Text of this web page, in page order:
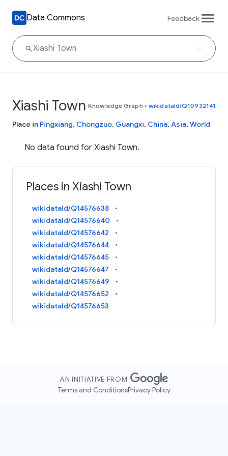
Data Commons Feedback
Xiashi Town Knowledge Graph • wikidataId/Q10932141
Place in Pingxiang, Chongzuo, Guangxi, China, Asia, World
No data found for Xiashi Town.
Places in Xiashi Town
wikidataId/Q14576638
wikidataId/Q14576640
wikidataId/Q14576642
wikidataId/Q14576644
wikidataId/Q14576645
wikidataId/Q14576647
wikidataId/Q14576649
wikidataId/Q14576652
wikidataId/Q14576653
AN INITIATIVE FROM
Terms and ConditionsPrivacy Policy